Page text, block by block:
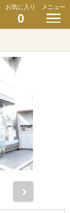
お気に入り
0
メニュー